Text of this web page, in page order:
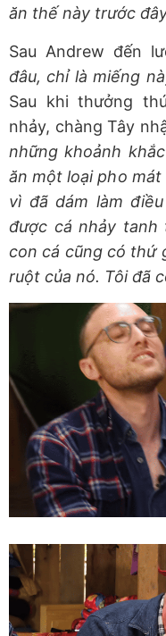
ăn thế này trước
Sau Andrew đến
đâu, chỉ là miếng
Sau khi thưởng
nhảy, chàng Tây
những khoảnh
ăn một loại pho mát
vì đã dám làm
được cá nhảy tanh
con cá cũng có thứ
ruột của nó. Tôi đã